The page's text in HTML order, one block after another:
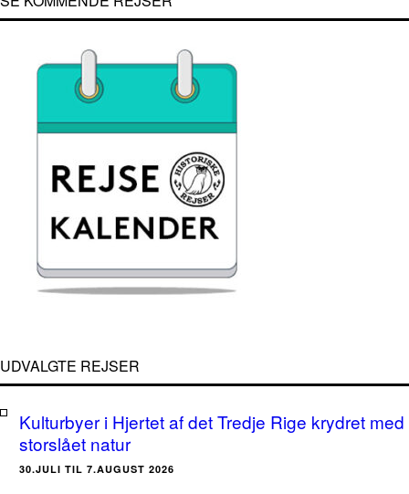
UDVALGTE REJSER
Kulturbyer i Hjertet af det Tredje Rige krydret med
storslået natur
30.JULI TIL 7.AUGUST 2026